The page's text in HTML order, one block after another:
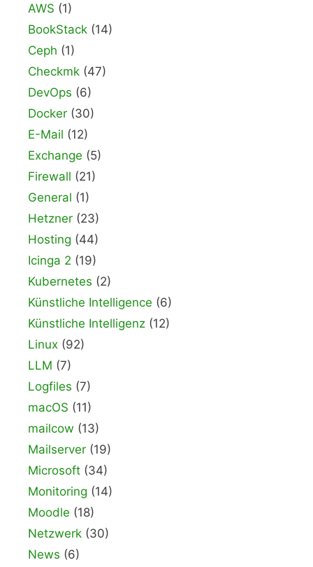
AWS (1)
BookStack (14)
Ceph (1)
Checkmk (47)
DevOps (6)
Docker (30)
E-Mail (12)
Exchange (5)
Firewall (21)
General (1)
Hetzner (23)
Hosting (44)
Icinga 2 (19)
Kubernetes (2)
Künstliche Intelligence (6)
Künstliche Intelligenz (12)
Linux (92)
LLM (7)
Logfiles (7)
macOS (11)
mailcow (13)
Mailserver (19)
Microsoft (34)
Monitoring (14)
Moodle (18)
Netzwerk (30)
News (6)